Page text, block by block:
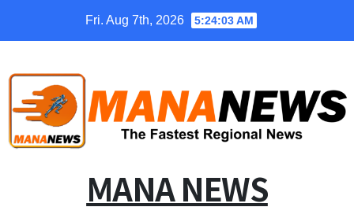
Fri. Aug 7th, 2026 5:24:03 AM
MANA NEWS